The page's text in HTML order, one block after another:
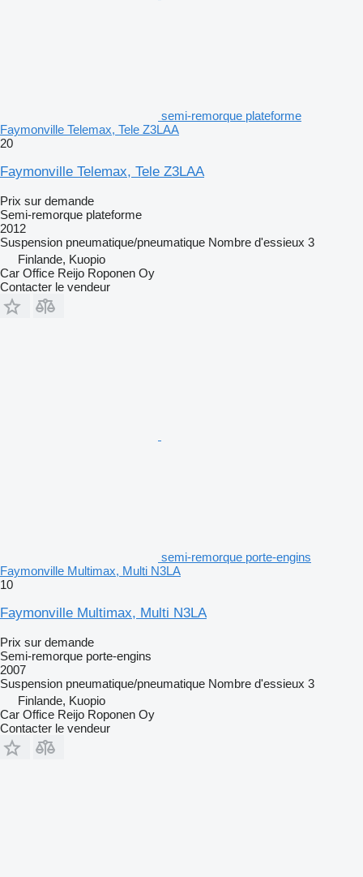
semi-remorque plateforme
Faymonville Telemax, Tele Z3LAA
20
Faymonville Telemax, Tele Z3LAA
Prix sur demande
Semi-remorque plateforme
2012
Suspension pneumatique/pneumatique Nombre d'essieux 3
Finlande, Kuopio
Car Office Reijo Roponen Oy
Contacter le vendeur
semi-remorque porte-engins
Faymonville Multimax, Multi N3LA
10
Faymonville Multimax, Multi N3LA
Prix sur demande
Semi-remorque porte-engins
2007
Suspension pneumatique/pneumatique Nombre d'essieux 3
Finlande, Kuopio
Car Office Reijo Roponen Oy
Contacter le vendeur